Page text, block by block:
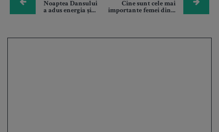
Noaptea Dansului
a adus energia și...
Cine sunt cele mai
importante femei din...